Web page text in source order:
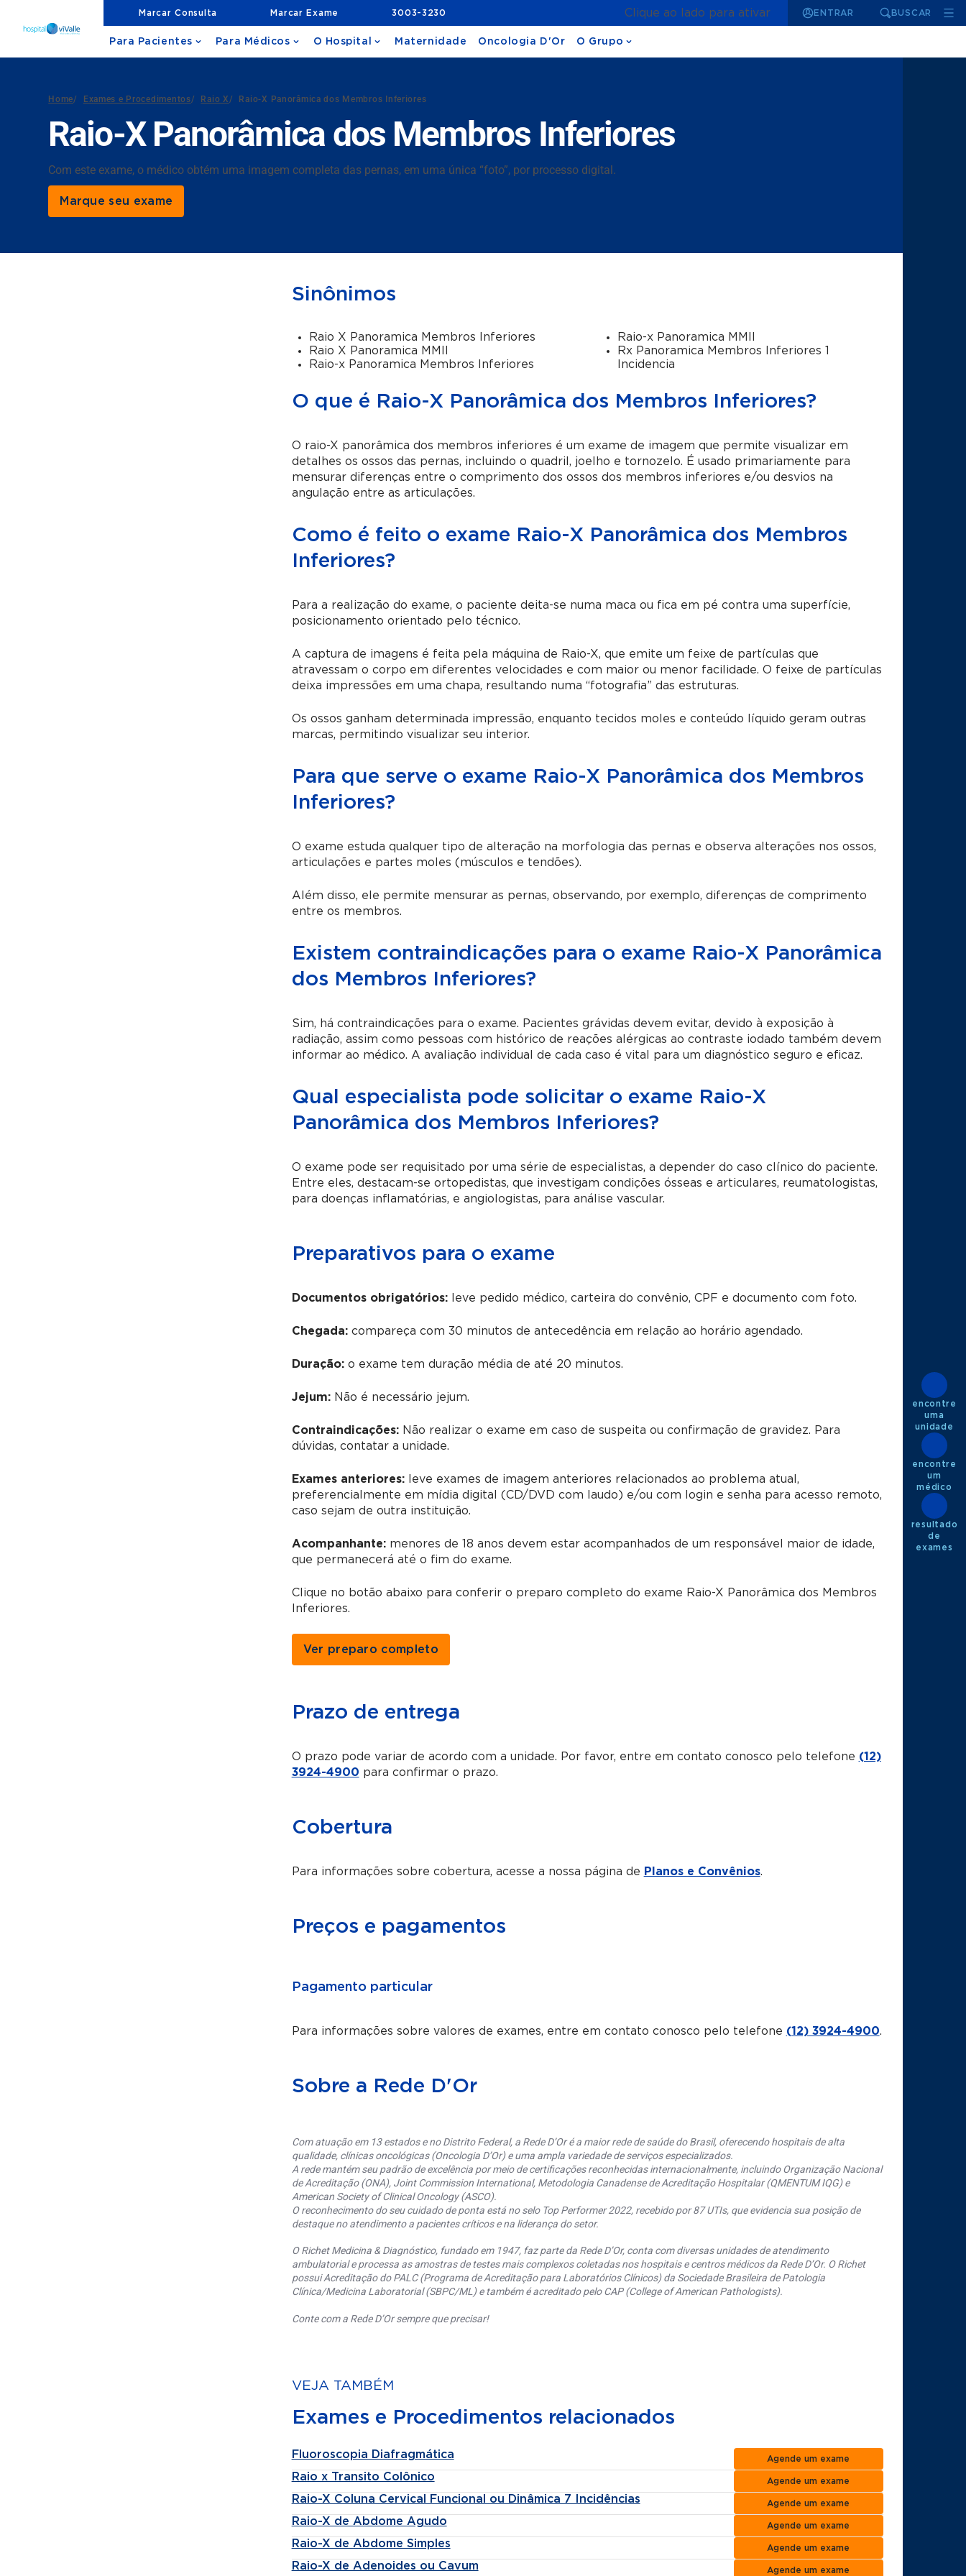
Marcar Consulta Marcar Exame 3003-3230 Clique ao lado para ativar ENTRAR BUSCAR
Para Pacientes Para Médicos O Hospital Maternidade Oncologia D'Or O Grupo
Home/ Exames e Procedimentos/ Raio X/ Raio-X Panorâmica dos Membros Inferiores
Raio-X Panorâmica dos Membros Inferiores
Com este exame, o médico obtém uma imagem completa das pernas, em uma única “foto”, por processo digital.
Marque seu exame
Sinônimos
Raio X Panoramica Membros Inferiores
Raio X Panoramica MMII
Raio-x Panoramica Membros Inferiores
Raio-x Panoramica MMII
Rx Panoramica Membros Inferiores 1
Incidencia
O que é Raio-X Panorâmica dos Membros Inferiores?
O raio-X panorâmica dos membros inferiores é um exame de imagem que permite visualizar em
detalhes os ossos das pernas, incluindo o quadril, joelho e tornozelo. É usado primariamente para
mensurar diferenças entre o comprimento dos ossos dos membros inferiores e/ou desvios na
angulação entre as articulações.
Como é feito o exame Raio-X Panorâmica dos Membros
Inferiores?
Para a realização do exame, o paciente deita-se numa maca ou fica em pé contra uma superfície,
posicionamento orientado pelo técnico.
A captura de imagens é feita pela máquina de Raio-X, que emite um feixe de partículas que
atravessam o corpo em diferentes velocidades e com maior ou menor facilidade. O feixe de partículas
deixa impressões em uma chapa, resultando numa “fotografia” das estruturas.
Os ossos ganham determinada impressão, enquanto tecidos moles e conteúdo líquido geram outras
marcas, permitindo visualizar seu interior.
Para que serve o exame Raio-X Panorâmica dos Membros
Inferiores?
O exame estuda qualquer tipo de alteração na morfologia das pernas e observa alterações nos ossos,
articulações e partes moles (músculos e tendões).
Além disso, ele permite mensurar as pernas, observando, por exemplo, diferenças de comprimento
entre os membros.
Existem contraindicações para o exame Raio-X Panorâmica
dos Membros Inferiores?
Sim, há contraindicações para o exame. Pacientes grávidas devem evitar, devido à exposição à
radiação, assim como pessoas com histórico de reações alérgicas ao contraste iodado também devem
informar ao médico. A avaliação individual de cada caso é vital para um diagnóstico seguro e eficaz.
Qual especialista pode solicitar o exame Raio-X
Panorâmica dos Membros Inferiores?
O exame pode ser requisitado por uma série de especialistas, a depender do caso clínico do paciente.
Entre eles, destacam-se ortopedistas, que investigam condições ósseas e articulares, reumatologistas,
para doenças inflamatórias, e angiologistas, para análise vascular.
Preparativos para o exame
Documentos obrigatórios:leve pedido médico, carteira do convênio, CPF e documento com foto.
Chegada:compareça com 30 minutos de antecedência em relação ao horário agendado.
Duração: o exame tem duração média de até 20 minutos.
Jejum:Não é necessário jejum.
Contraindicações: Não realizar o exame em caso de suspeita ou confirmação de gravidez. Para
dúvidas, contatar a unidade.
Exames anteriores:
leve exames de imagem anteriores relacionados ao problema atual,
preferencialmente em mídia digital (CD/DVD com laudo) e/ou com login e senha para acesso remoto,
caso sejam de outra instituição.
Acompanhante:menores de 18 anos devem estar acompanhados de um responsável maior de idade,
que permanecerá até o fim do exame.
Clique no botão abaixo para conferir o preparo completo do exame Raio-X Panorâmica dos Membros
Inferiores.
Ver preparo completo
Prazo de entrega
O prazo pode variar de acordo com a unidade. Por favor, entre em contato conosco pelo telefone (12)
3924-4900 para confirmar o prazo.
Cobertura
Para informações sobre cobertura, acesse a nossa página de Planos e Convênios.
Preços e pagamentos
Pagamento particular
Para informações sobre valores de exames, entre em contato conosco pelo telefone (12) 3924-4900.
Sobre a Rede D'Or
Com atuação em 13 estados e no Distrito Federal, a Rede D’Or é a maior rede de saúde do Brasil, oferecendo hospitais de alta
qualidade, clínicas oncológicas (Oncologia D’Or) e uma ampla variedade de serviços especializados.
A rede mantém seu padrão de excelência por meio de certificações reconhecidas internacionalmente, incluindo Organização Nacional
de Acreditação (ONA), Joint Commission International, Metodologia Canadense de Acreditação Hospitalar (QMENTUM IQG) e
American Society of Clinical Oncology (ASCO).
O reconhecimento do seu cuidado de ponta está no selo Top Performer 2022, recebido por 87 UTIs, que evidencia sua posição de
destaque no atendimento a pacientes críticos e na liderança do setor.
O Richet Medicina & Diagnóstico, fundado em 1947, faz parte da Rede D’Or, conta com diversas unidades de atendimento
ambulatorial e processa as amostras de testes mais complexos coletadas nos hospitais e centros médicos da Rede D’Or. O Richet
possui Acreditação do PALC (Programa de Acreditação para Laboratórios Clínicos) da Sociedade Brasileira de Patologia
Clínica/Medicina Laboratorial (SBPC/ML) e também é acreditado pelo CAP (College of American Pathologists).
Conte com a Rede D’Or sempre que precisar!
VEJA TAMBÉM
Exames e Procedimentos relacionados
Fluoroscopia Diafragmática Agende um exame
Raio x Transito Colônico Agende um exame
Raio-X Coluna Cervical Funcional ou Dinâmica 7 Incidências Agende um exame
Raio-X de Abdome Agudo Agende um exame
Raio-X de Abdome Simples Agende um exame
Raio-X de Adenoides ou Cavum Agende um exame
encontre
uma
unidade
encontre
um
médico
resultado
de
exames